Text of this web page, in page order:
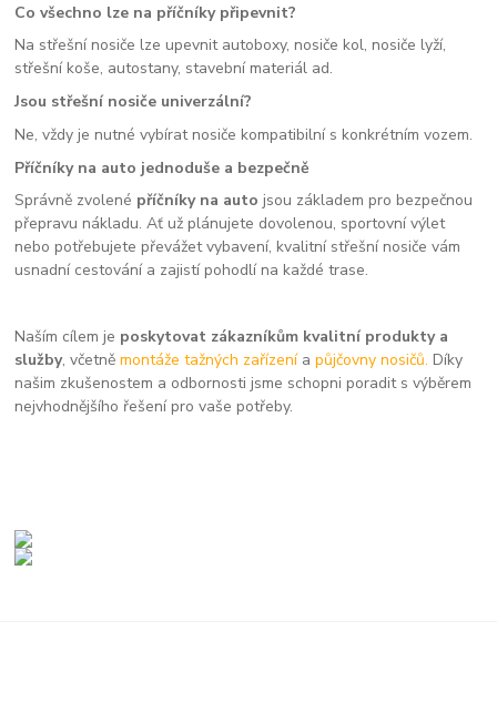
Co všechno lze na příčníky připevnit?
Na střešní nosiče lze upevnit autoboxy, nosiče kol, nosiče lyží,
střešní koše, autostany, stavební materiál ad.
Jsou střešní nosiče univerzální?
Ne, vždy je nutné vybírat nosiče kompatibilní s konkrétním vozem.
Příčníky na auto jednoduše a bezpečně
Správně zvolené příčníky na auto jsou základem pro bezpečnou
přepravu nákladu. Ať už plánujete dovolenou, sportovní výlet
nebo potřebujete převážet vybavení, kvalitní střešní nosiče vám
usnadní cestování a zajistí pohodlí na každé trase.
Naším cílem je poskytovat zákazníkům kvalitní produkty a
služby, včetněmontáže tažných zařízení apůjčovny nosičů. Díky
našim zkušenostem a odbornosti jsme schopni poradit s výběrem
nejvhodnějšího řešení pro vaše potřeby.